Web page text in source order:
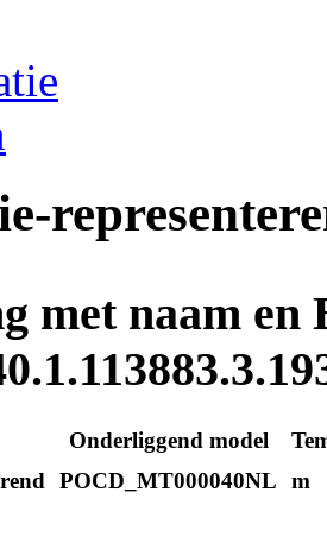
met naam en
Onderliggend model
POCD_MT000040NL m